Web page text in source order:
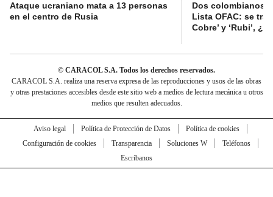
Ataque ucraniano mata a 13 personas
en el centro de Rusia
Dos colombianos
Lista OFAC: se
Cobre’ y ‘Rubi’,
© CARACOL S.A. Todos los derechos reservados.
CARACOL S.A. realiza una reserva expresa de las reproducciones y usos de las obras
y otras prestaciones accesibles desde este sitio web a medios de lectura mecánica u otros
medios que resulten adecuados.
Aviso legal Política de Protección de Datos
Política de cookies
Configuración de cookies
Transparencia Soluciones W
Teléfonos
Escríbanos